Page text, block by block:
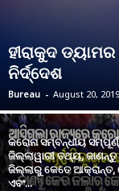
ହୀରାକୁଦ
ନିର୍ଦ୍ଦେଶ
Bureau - August 20, 2019
କରୋନା ସମ୍ବନ୍ଧୀୟ
ଜିଲ୍ଲାୱାରୀ ତଥ୍ୟ,
ଜିଲ୍ଲାରୁ କେତେ
ଏବଂ...